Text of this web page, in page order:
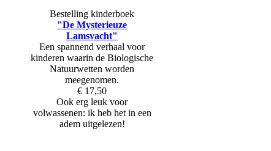
Bestelling kinderboek
"De Mysterieuze
Lamsvacht"
Een spannend verhaal voor
kinderen waarin de Biologische
Natuurwetten worden
meegenomen.
€ 17,50
Ook erg leuk voor
volwassenen: ik heb het in een
adem uitgelezen!